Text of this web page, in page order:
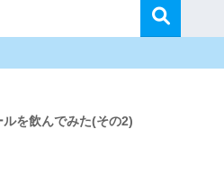
ルを飲んでみた(その2)